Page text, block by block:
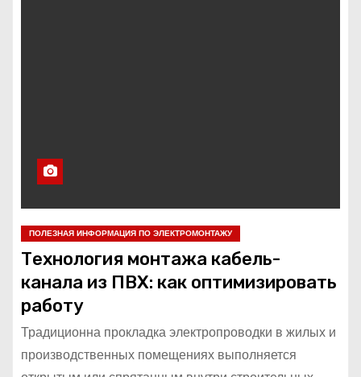
ПОЛЕЗНАЯ ИНФОРМАЦИЯ ПО ЭЛЕКТРОМОНТАЖУ
Технология монтажа кабель-
канала из ПВХ: как оптимизировать
работу
Традиционна прокладка электропроводки в жилых и
производственных помещениях выполняется